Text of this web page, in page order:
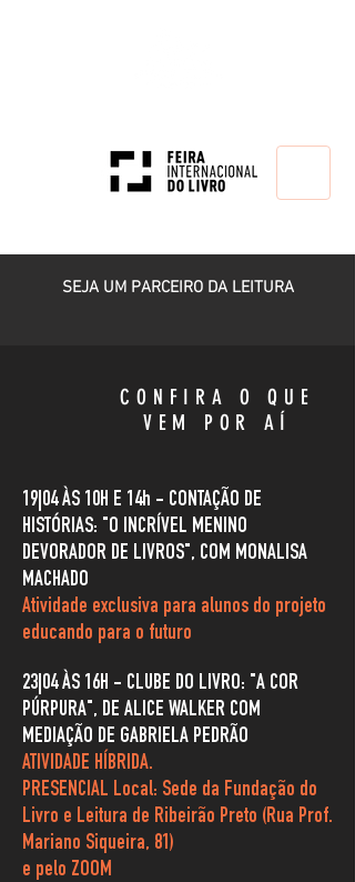
SEJA UM PARCEIRO DA LEITURA
CONFIRA O QUE
VEM POR AÍ
19|04 ÀS 10H E 14h - CONTAÇÃO DE
HISTÓRIAS: "O INCRÍVEL MENINO
DEVORADOR DE LIVROS", COM MONALISA
MACHADO
Atividade exclusiva para alunos do projeto
educando para o futuro
23|04 ÀS 16H - CLUBE DO LIVRO: "A COR
PÚRPURA", DE ALICE WALKER COM
MEDIAÇÃO DE GABRIELA PEDRÃO
ATIVIDADE HÍBRIDA.
PRESENCIAL Local: Sede da Fundação do
Livro e Leitura de Ribeirão Preto (Rua Prof.
Mariano Siqueira, 81)
e pelo ZOOM